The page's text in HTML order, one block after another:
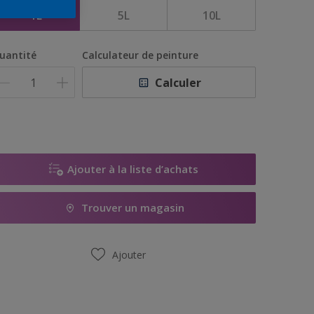
1L 5L 10L
Calculateur de peinture
Calculer
Ajouter à la liste d’achats
Trouver un magasin
Ajouter